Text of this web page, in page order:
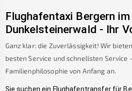
Flughafentaxi Bergern im
Dunkelsteinerwald - Ihr
Ganz klar: die Zuverlässigkeit! Wir
besten Service und schnellsten Service
Familienphilosophie von Anfang an.
Sie suchen ein Flughafentransfer für